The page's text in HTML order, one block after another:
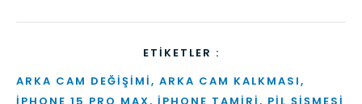
ETIKETLER :
ARKA CAM DEĞIŞIMI, ARKA CAM KALKMASI,